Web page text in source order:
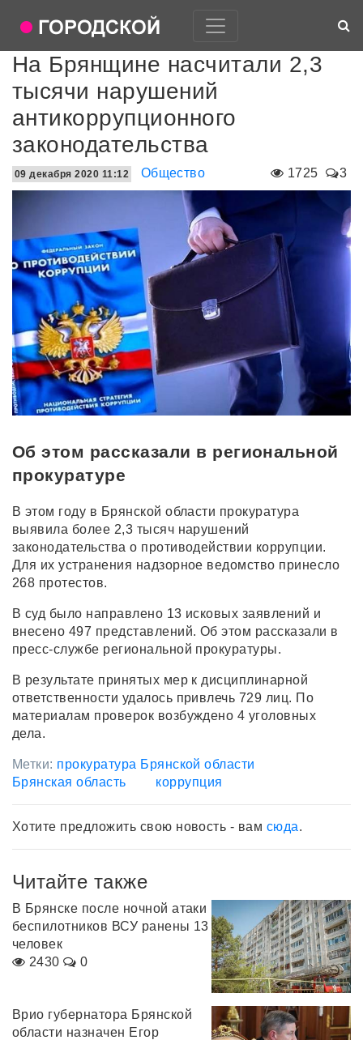
На Брянщине насчитали 2,3
тысячи нарушений
антикоррупционного
законодательства
1725 3
09 декабря 2020 11:12 Общество
Об этом рассказали в региональной
прокуратуре
В этом году в Брянской области прокуратура
выявила более 2,3 тысяч нарушений
законодательства о противодействии коррупции.
Для их устранения надзорное ведомство принесло
268 протестов.
В суд было направлено 13 исковых заявлений и
внесено 497 представлений. Об этом рассказали в
пресс-службе региональной прокуратуры.
В результате принятых мер к дисциплинарной
ответственности удалось привлечь 729 лиц. По
материалам проверок возбуждено 4 уголовных
дела.
Метки: прокуратура Брянской области
Брянская область
коррупция
Хотите предложить свою новость - вам сюда.
Читайте также
В Брянске после ночной атаки
беспилотников ВСУ ранены 13
человек
2430
0
Врио губернатора Брянской
области назначен Егор